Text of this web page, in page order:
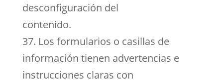
desconfiguración del
contenido.
37. Los formularios o casillas de
información tienen advertencias e
instrucciones claras con